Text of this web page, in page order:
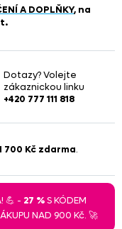
A DOPLŇKY, na
Dotazy? Volejte
zákaznickou linku
+420 777 111 818
700 Kč zdarma.
💪 - 27 %S KÓDEM
NAD 900 Kč. 🚀